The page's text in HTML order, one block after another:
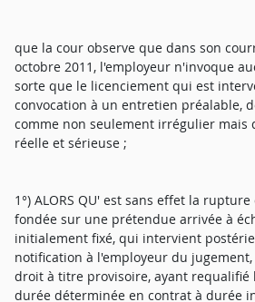
que la cour observe que dans son
octobre 2011, l'employeur n'invoque
sorte que le licenciement qui est
convocation à un entretien préalable,
comme non seulement irrégulier mais
réelle et sérieuse ;
1°) ALORS QU' est sans effet la
fondée sur une prétendue arrivée à
initialement fixé, qui intervient
notification à l'employeur du
droit à titre provisoire, ayant requalifié
durée déterminée en contrat à durée